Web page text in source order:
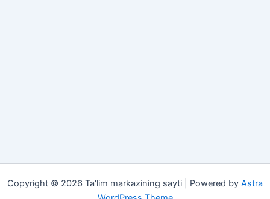
Copyright © 2026 Ta'lim markazining sayti | Powered by Astra